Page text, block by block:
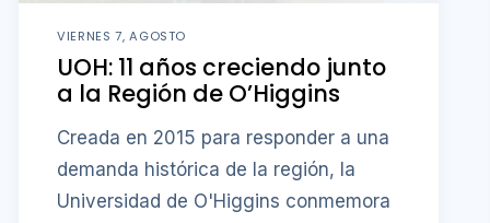
VIERNES 7, AGOSTO
UOH: 11 años creciendo junto
a la Región de O’Higgins
Creada en 2015 para responder a una
demanda histórica de la región, la
Universidad de O'Higgins conmemora